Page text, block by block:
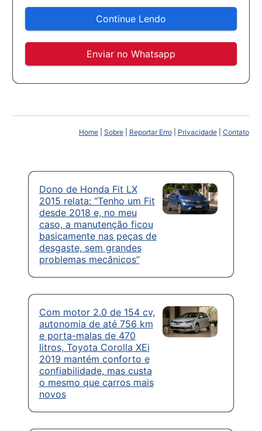
Continue Lendo
Enviar no Whatsapp
Home| Sobre| Reportar Erro| Privacidade| Contato
Dono de Honda Fit LX
2015 relata: “Tenho um Fit
desde 2018 e, no meu
caso, a manutenção ficou
basicamente nas peças de
desgaste, sem grandes
problemas mecânicos”
Com motor 2.0 de 154 cv,
autonomia de até 756 km
e porta-malas de 470
litros, Toyota Corolla XEi
2019 mantém conforto e
confiabilidade, mas custa
o mesmo que carros mais
novos